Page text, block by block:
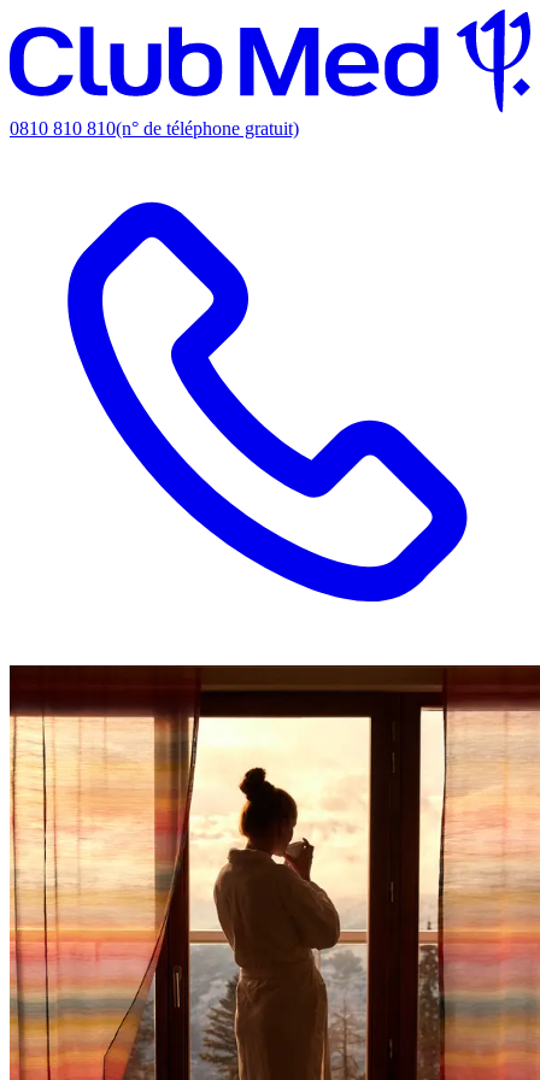
0810 810 810(n° de téléphone gratuit)